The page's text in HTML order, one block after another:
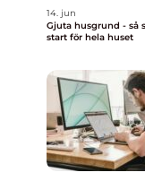
14. jun
Gjuta husgrund - så
start för hela huset